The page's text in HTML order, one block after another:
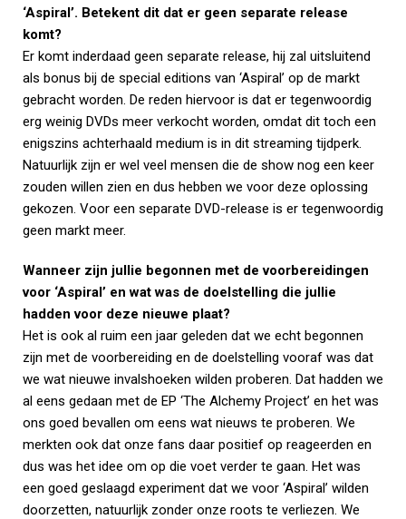
‘Aspiral’. Betekent dit dat er geen separate release
komt?
Er komt inderdaad geen separate release, hij zal uitsluitend
als bonus bij de special editions van ‘Aspiral’ op de markt
gebracht worden. De reden hiervoor is dat er tegenwoordig
erg weinig DVDs meer verkocht worden, omdat dit toch een
enigszins achterhaald medium is in dit streaming tijdperk.
Natuurlijk zijn er wel veel mensen die de show nog een keer
zouden willen zien en dus hebben we voor deze oplossing
gekozen. Voor een separate DVD-release is er tegenwoordig
geen markt meer.
Wanneer zijn jullie begonnen met de voorbereidingen
voor ‘Aspiral’ en wat was de doelstelling die jullie
hadden voor deze nieuwe plaat?
Het is ook al ruim een jaar geleden dat we echt begonnen
zijn met de voorbereiding en de doelstelling vooraf was dat
we wat nieuwe invalshoeken wilden proberen. Dat hadden we
al eens gedaan met de EP ‘The Alchemy Project’ en het was
ons goed bevallen om eens wat nieuws te proberen. We
merkten ook dat onze fans daar positief op reageerden en
dus was het idee om op die voet verder te gaan. Het was
een goed geslaagd experiment dat we voor ‘Aspiral’ wilden
doorzetten, natuurlijk zonder onze roots te verliezen. We